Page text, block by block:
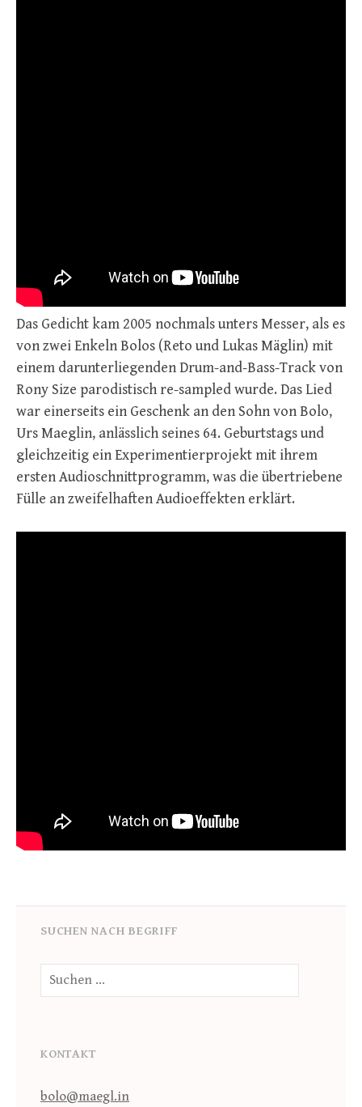
Das Gedicht kam 2005 nochmals unters Messer, als es
von zwei Enkeln Bolos (Reto und Lukas Mäglin) mit
einem darunterliegenden Drum-and-Bass-Track von
Rony Size parodistisch re-sampled wurde. Das Lied
war einerseits ein Geschenk an den Sohn von Bolo,
Urs Maeglin, anlässlich seines 64. Geburtstags und
gleichzeitig ein Experimentierprojekt mit ihrem
ersten Audioschnittprogramm, was die übertriebene
Fülle an zweifelhaften Audioeffekten erklärt.
SUCHEN NACH BEGRIFF
Suche
nach:
KONTAKT
bolo@maegl.in